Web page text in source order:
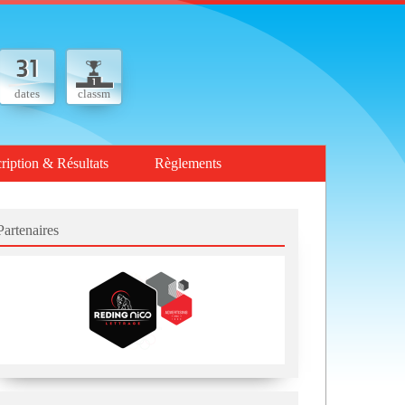
dates classm
& Résultats Règlements